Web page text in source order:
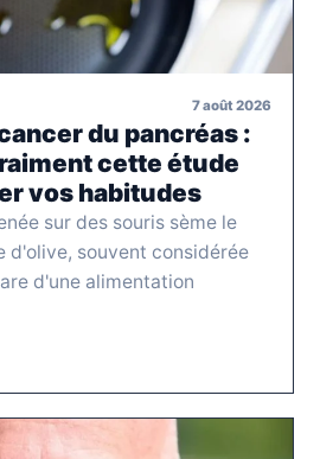
7 août 2026
du pancréas :
cette étude
vos habitudes
sur des souris sème le
d'olive, souvent considérée
d'une alimentation